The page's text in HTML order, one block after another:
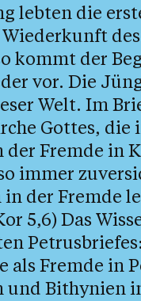
lebten die
kommt der
vor. Die
Welt. Im
Gottes, die
Fremde in
immer
der Fremde
5,6) Das
als Fremde in
und Bithynien